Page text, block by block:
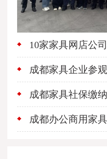
10家家具网店公
成都家具企业参
成都家具社保缴
成都办公商用家